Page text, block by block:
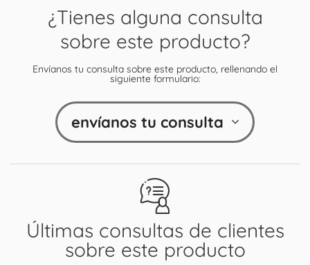
Últimas consultas de clientes
sobre este producto
¿Tienes alguna consulta
sobre este producto?
Envíanos tu consulta sobre este producto, rellenando el
siguiente formulario:
envíanos tu consulta